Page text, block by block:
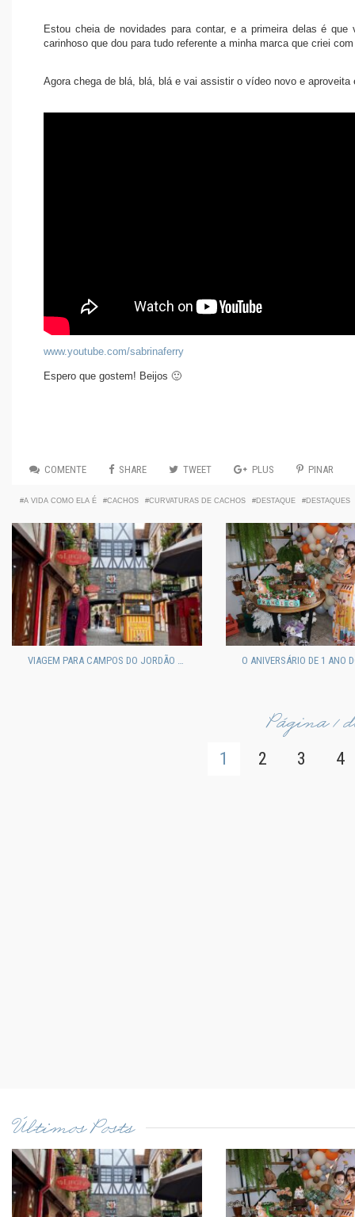
Estou cheia de novidades para contar, e a primeira delas é que
carinhoso que dou para tudo referente a minha marca que criei
Agora chega de blá, blá, blá e vai assistir o vídeo novo e
www.youtube.com/sabrinaferry
Espero que gostem! Beijos 🙂
COMENTE SHARE TWEET PLUS PINAR
A VIDA COMO ELA É CACHOS CURVATURAS DE CACHOS DESTAQUE DESTAQUES
Página 1
1 2 3 4
Últimos Posts